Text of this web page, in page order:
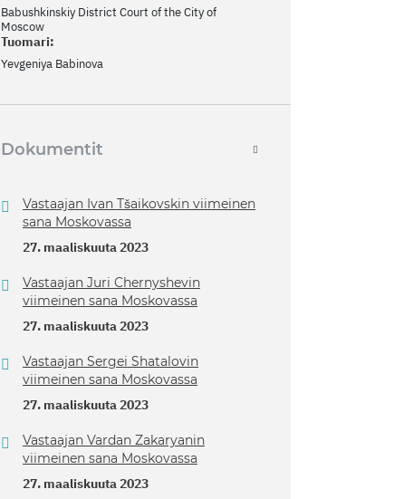
Babushkinskiy District Court of the City of
Moscow
Tuomari:
Yevgeniya Babinova
Dokumentit
Vastaajan Ivan Tšaikovskin viimeinen
sana Moskovassa
27. maaliskuuta 2023
Vastaajan Juri Chernyshevin
viimeinen sana Moskovassa
27. maaliskuuta 2023
Vastaajan Sergei Shatalovin
viimeinen sana Moskovassa
27. maaliskuuta 2023
Vastaajan Vardan Zakaryanin
viimeinen sana Moskovassa
27. maaliskuuta 2023